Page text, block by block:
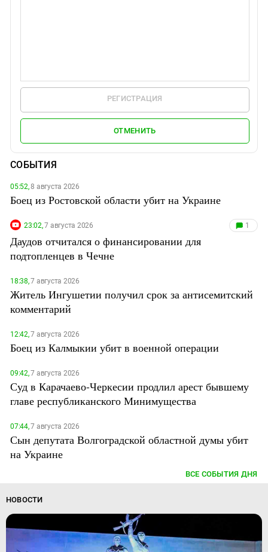
РЕГИСТРАЦИЯ
ОТМЕНИТЬ
СОБЫТИЯ
05:52,8 августа 2026
Боец из Ростовской области убит на Украине
23:02,7 августа 2026 1
Даудов отчитался о финансировании для
подтопленцев в Чечне
18:38,7 августа 2026
Житель Ингушетии получил срок за антисемитский
комментарий
12:42,7 августа 2026
Боец из Калмыкии убит в военной операции
09:42,7 августа 2026
Суд в Карачаево-Черкесии продлил арест бывшему
главе республиканского Минимущества
07:44,7 августа 2026
Сын депутата Волгоградской областной думы убит
на Украине
ВСЕ СОБЫТИЯ ДНЯ
НОВОСТИ